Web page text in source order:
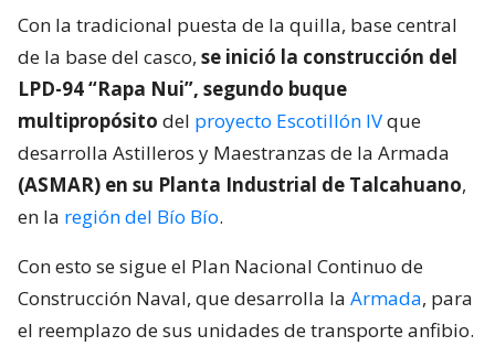
Con la tradicional puesta de la quilla, base central
de la base del casco, se inició la construcción del
LPD-94 “Rapa Nui”, segundo buque
multipropósito del proyecto Escotillón IVque
desarrolla Astilleros y Maestranzas de la Armada
(ASMAR) en su Planta Industrial de Talcahuano,
en la región del Bío Bío.
Con esto se sigue el Plan Nacional Continuo de
Construcción Naval, que desarrolla la Armada, para
el reemplazo de sus unidades de transporte anfibio.